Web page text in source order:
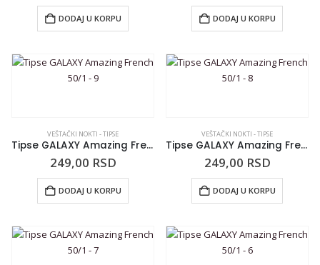
DODAJ U KORPU DODAJ U KORPU
VEŠTAČKI NOKTI - TIPSE
Tipse GALAXY Amazing French 50/1 – 9
249,00 RSD
DODAJ U KORPU
VEŠTAČKI NOKTI - TIPSE
Tipse GALAXY Amazing French 50/1 – 8
249,00 RSD
DODAJ U KORPU